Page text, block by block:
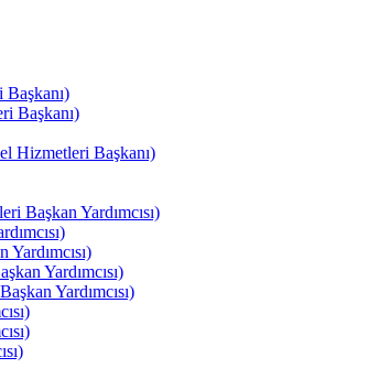
Başkanı)
Hizmetleri Başkanı)
Başkan Yardımcısı)
Yardımcısı)
Yardımcısı)